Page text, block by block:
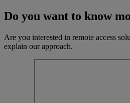
Do you want to know
Are you interested in remote access
explain our approach.